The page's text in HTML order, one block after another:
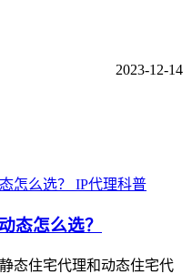
2023-12-14
IP代理科普
态怎么选？
态住宅代理和动态住宅代